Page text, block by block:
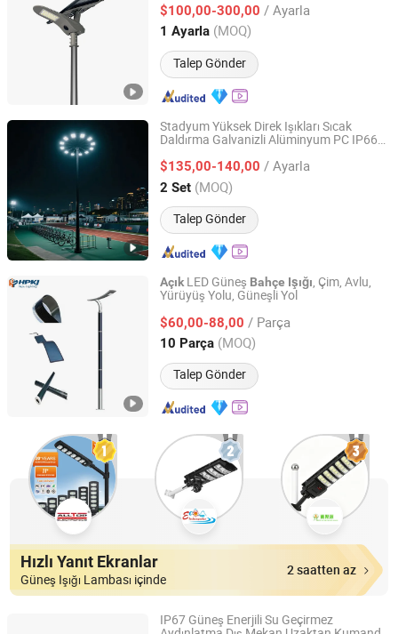
$100,00-300,00 / Ayarla
1 Ayarla (MOQ)
Talep Gönder
Guangdong, China Fiyat 2016
Stadyum Yüksek Direk Işıkları Sıcak
Daldırma Galvanizli Alüminyum PC IP66
Bahçe Işığı 10-Year Garanti
$135,00-140,00 / Ayarla
2 Set (MOQ)
Talep Gönder
Yangzhou Qiangsheng Electric Co., Ltd.
Fiyat 2026
AçıkLED Güneş Bahçe Işığı, Çim, Avlu,
Yürüyüş Yolu, Güneşli Yol
$60,00-88,00 / Parça
10 Parça (MOQ)
Talep Gönder
Yangzhou HePu Lighting Technology Co., Ltd.
Jiangsu, China Fiyat 2020
Hızlı Yanıt Ekranlar
Güneş Işığı Lambası içinde
2 saatten az
IP67 Güneş Enerjili Su Geçirmez